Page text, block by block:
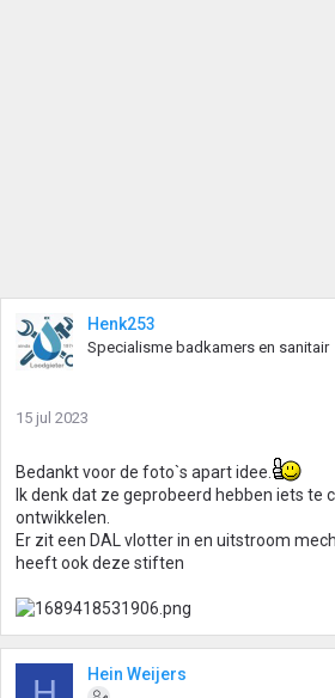
Henk253
Specialisme badkamers en sanitair
15 jul 2023
Bedankt voor de foto`s apart idee.
Ik denk dat ze geprobeerd hebben iets te
ontwikkelen.
Er zit een DAL vlotter in en uitstroom
heeft ook deze stiften
Hein Weijers